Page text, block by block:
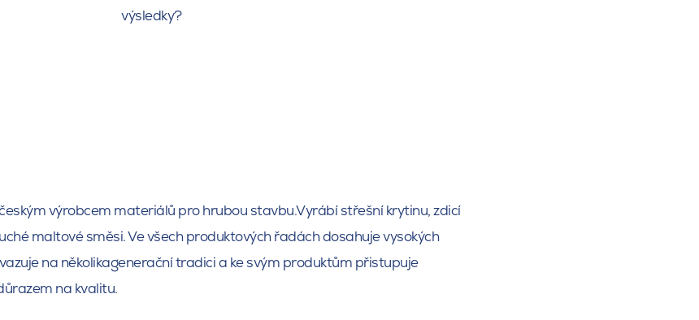
výsledky?
výrobcem materiálů pro hrubou stavbu.Vyrábí střešní krytinu, zdicí
maltové směsi. Ve všech produktových řadách dosahuje vysokých
na několikagenerační tradici a ke svým produktům přistupuje
na kvalitu.